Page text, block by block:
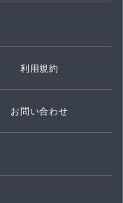
利用規約
お問い合わせ